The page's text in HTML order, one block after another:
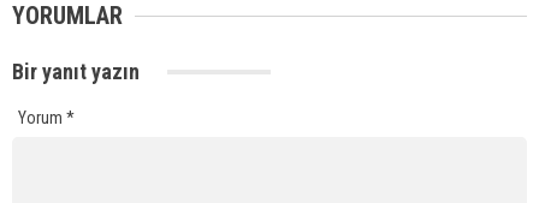
YORUMLAR
Bir yanıt yazın
Yorum *